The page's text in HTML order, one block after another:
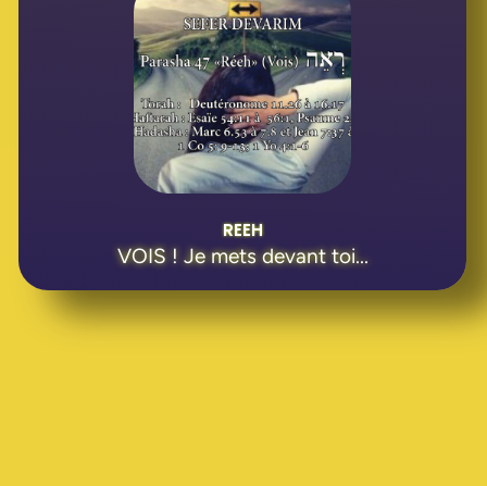
REEH
VOIS ! Je mets devant toi...